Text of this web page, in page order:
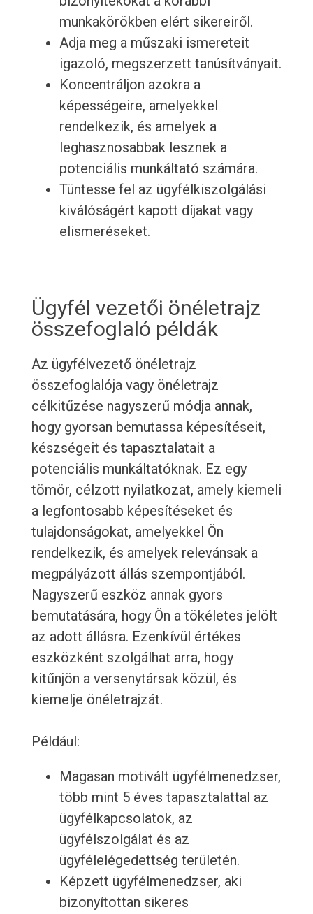
munkakörökben elért sikereiről.
Adja meg a műszaki ismereteit
igazoló, megszerzett tanúsítványait.
Koncentráljon azokra a
képességeire, amelyekkel
rendelkezik, és amelyek a
leghasznosabbak lesznek a
potenciális munkáltató számára.
Tüntesse fel az ügyfélkiszolgálási
kiválóságért kapott díjakat vagy
elismeréseket.
Ügyfél vezetői önéletrajz
összefoglaló példák
Az ügyfélvezető önéletrajz
összefoglalója vagy önéletrajz
célkitűzése nagyszerű módja annak,
hogy gyorsan bemutassa képesítéseit,
készségeit és tapasztalatait a
potenciális munkáltatóknak. Ez egy
tömör, célzott nyilatkozat, amely kiemeli
a legfontosabb képesítéseket és
tulajdonságokat, amelyekkel Ön
rendelkezik, és amelyek relevánsak a
megpályázott állás szempontjából.
Nagyszerű eszköz annak gyors
bemutatására, hogy Ön a tökéletes jelölt
az adott állásra. Ezenkívül értékes
eszközként szolgálhat arra, hogy
kitűnjön a versenytársak közül, és
kiemelje önéletrajzát.
Például:
Magasan motivált ügyfélmenedzser,
több mint 5 éves tapasztalattal az
ügyfélkapcsolatok, az
ügyfélszolgálat és az
ügyfélelégedettség területén.
Képzett ügyfélmenedzser, aki
bizonyítottan sikeres